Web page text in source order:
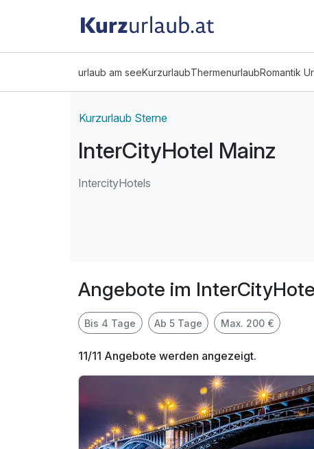
urlaub am seeKurzurlaubThermenurlaubRomantik
Kurzurlaub Sterne
InterCityHotel Mainz
IntercityHotels
Angebote im
Bis 4 Tage Ab 5 Tage Max. 200 €
11/11 Angebote werden angezeigt.